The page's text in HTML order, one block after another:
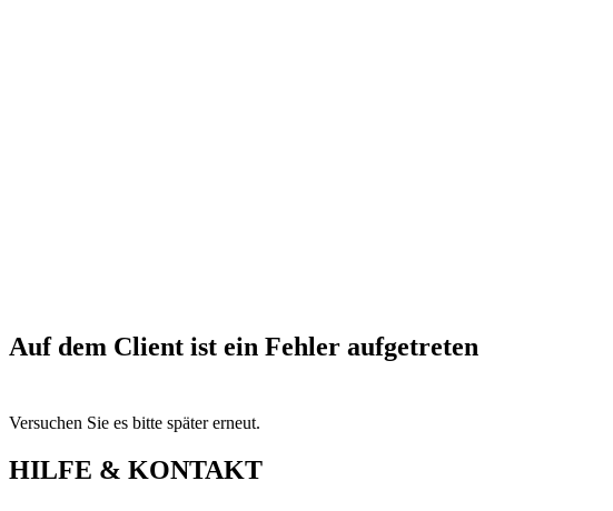
Auf dem Client ist ein Fehler aufgetreten
Versuchen Sie es bitte später erneut.
HILFE & KONTAKT